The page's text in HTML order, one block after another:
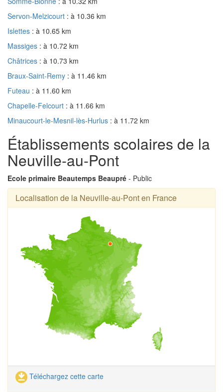
Servon-Melzicourt : à 10.36 km
Islettes : à 10.65 km
Massiges : à 10.72 km
Châtrices : à 10.73 km
Braux-Saint-Remy : à 11.46 km
Futeau : à 11.60 km
Chapelle-Felcourt : à 11.66 km
Minaucourt-le-Mesnil-lès-Hurlus : à 11.72 km
Établissements scolaires de la
Neuville-au-Pont
Ecole primaire Beautemps Beaupré - Public
Localisation de la Neuville-au-Pont en France
Téléchargez cette carte